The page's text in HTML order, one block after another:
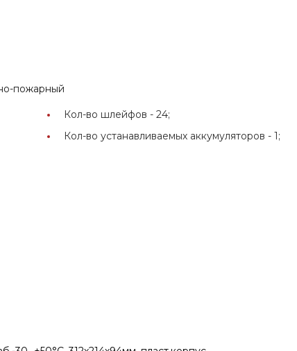
пожарный
Кол-во шлейфов -24;
Кол-во устанавливаемых аккумуляторов -1;